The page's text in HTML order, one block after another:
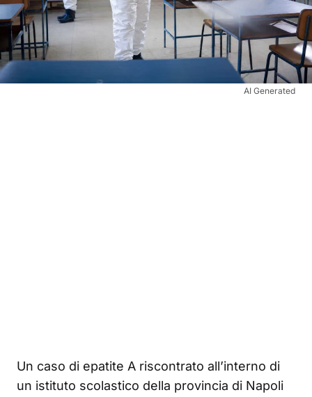
AI Generated
Un caso di epatite A riscontrato all’interno di
un istituto scolastico della provincia di Napoli